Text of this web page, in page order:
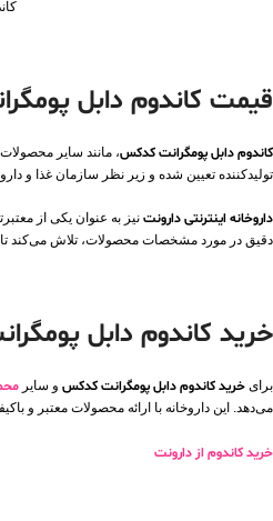
قیمت کاندوم دابل
کاندوم دابل پومگرانت کدکس، مانند سایر
تولیدکننده تعیین شده و زیر نظر سازمان غذا و
داروخانه اینترنتی دارونت نیز به عنوان یکی از
دقیق در مورد مشخصات محصولات، تلاش می‌کند
خرید کاندوم دابل
برای خرید کاندوم دابل پومگرانت کدکس و سایر
می‌دهد. این داروخانه با ارائه محصولات معتبر و
خرید کاندوم از دارونت